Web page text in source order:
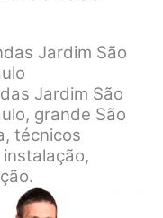
Jardim São
Jardim São
grande São
técnicos